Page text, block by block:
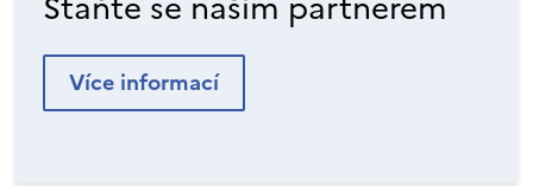
Více informací